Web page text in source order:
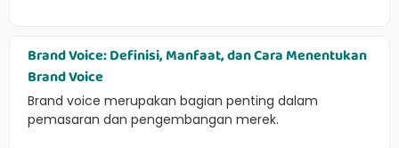
Brand Voice: Definisi, Manfaat, dan Cara Menentukan
Brand Voice
Brand voice merupakan bagian penting dalam
pemasaran dan pengembangan merek.